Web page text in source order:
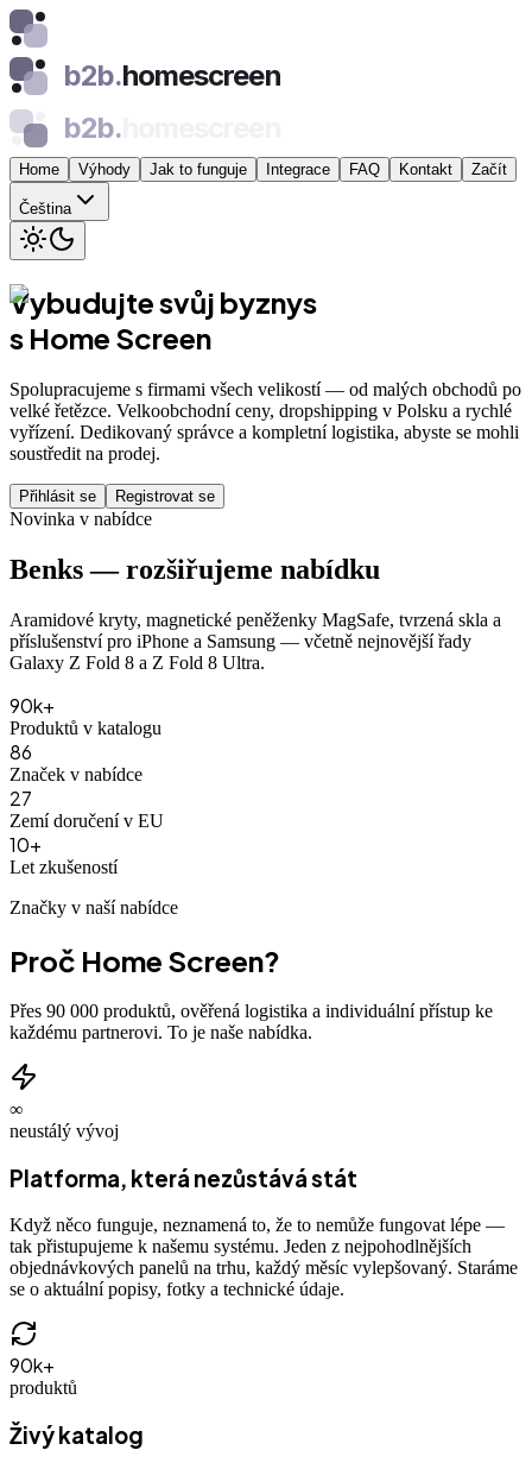
b2b.homescreen
b2b.
Home Výhody Jak to funguje Integrace FAQ Kontakt Začít
Čeština
Vybudujte svůj byznys
s Home Screen
Spolupracujeme s firmami všech velikostí — od malých obchodů po
velké řetězce. Velkoobchodní ceny, dropshipping v Polsku a rychlé
vyřízení. Dedikovaný správce a kompletní logistika, abyste se mohli
soustředit na prodej.
Přihlásit se Registrovat se
Novinka v nabídce
Benks — rozšiřujeme nabídku
Aramidové kryty, magnetické peněženky MagSafe, tvrzená skla a
příslušenství pro iPhone a Samsung — včetně nejnovější řady
Galaxy Z Fold 8 a Z Fold 8 Ultra.
90k+
Produktů v katalogu
86
Značek v nabídce
27
Zemí doručení v EU
10+
Let zkušeností
Značky v naší nabídce
Proč Home Screen?
Přes 90 000 produktů, ověřená logistika a individuální přístup ke
každému partnerovi. To je naše nabídka.
∞
neustálý vývoj
Platforma, která nezůstává stát
Když něco funguje, neznamená to, že to nemůže fungovat lépe —
tak přistupujeme k našemu systému. Jeden z nejpohodlnějších
objednávkových panelů na trhu, každý měsíc vylepšovaný. Staráme
se o aktuální popisy, fotky a technické údaje.
90k+
produktů
Živý katalog